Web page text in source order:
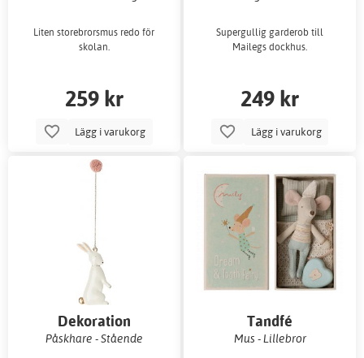
Liten storebrorsmus redo för
skolan.
259 kr
Lägg i varukorg
Supergullig garderob till
Mailegs dockhus.
249 kr
Lägg i varukorg
Dekoration
Påskhare - Stående
Tandfé
Mus - Lillebror